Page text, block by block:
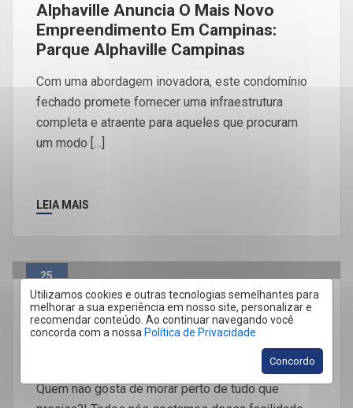
Utilizamos cookies e outras tecnologias semelhantes para
melhorar a sua experiência em nosso site, personalizar e
recomendar conteúdo. Ao continuar navegando você
concorda com a nossa Política de Privacidade
Concordo
Alphaville Anuncia O Mais Novo
Empreendimento Em Campinas:
Parque Alphaville Campinas
Com uma abordagem inovadora, este condomínio
fechado promete fornecer uma infraestrutura
completa e atraente para aqueles que procuram
um modo […]
LEIA MAIS
25
Mar
Produtos Quero Comprar
Você Perto De Tudo Que Precisa- My
Quem não gosta de morar perto de tudo que